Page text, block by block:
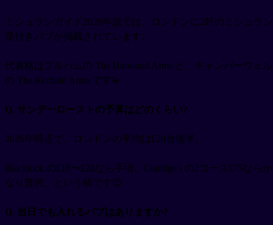
ミシュランガイド2026年版では、ロンドンに2軒のミシュラン
星付きパブが掲載されています。
代表格はフルハムの The Harwood Arms と、キャンバーウェル
の The Kerfield Arms です💫
Q. サンデーローストの予算はどのくらい?
2026年時点で、ロンドンの平均は£20台後半。
Blacklock の£18〜£28なら手頃、Claridge's の2コース£75ならか
なり贅沢、という幅です😊
Q. 当日でも入れるパブはありますか?